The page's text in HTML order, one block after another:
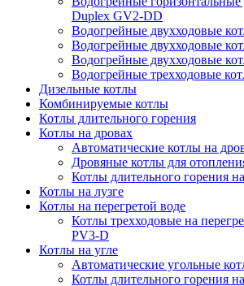
Duplex GV2-DD
Водогрейные двухходовые
Водогрейные двухходовые
Водогрейные двухходовые
Водогрейные трехходовые
Дизельные котлы
Комбинируемые котлы
Котлы длительного горения
Котлы на дровах
Автоматические котлы на
Дровяные котлы для
Котлы длительного горения
Котлы на лузге
Котлы на перегретой воде
Котлы трехходовые на
PV3-D
Котлы на угле
Автоматические угольные
Котлы длительного горения